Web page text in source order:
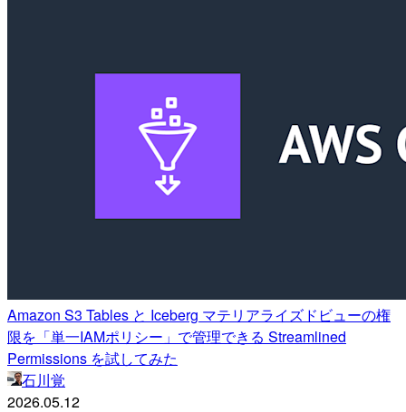
Amazon S3 Tables と Iceberg マテリアライズドビューの権
限を「単一IAMポリシー」で管理できる Streamlined
Permissions を試してみた
石川覚
2026.05.12